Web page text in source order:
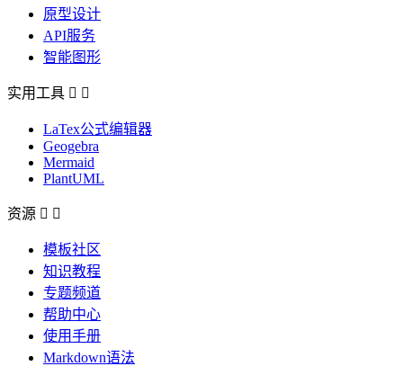
原型设计
API服务
智能图形
实用工具  
LaTex公式编辑器
Geogebra
Mermaid
PlantUML
资源  
模板社区
知识教程
专题频道
帮助中心
使用手册
Markdown语法